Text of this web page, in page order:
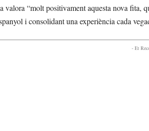
“molt positivament aquesta nova fita,
i consolidant una experiència cada
- Et